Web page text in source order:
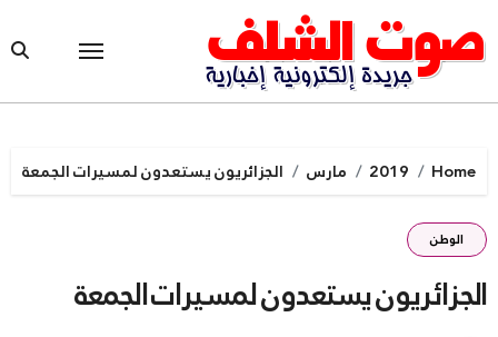
to
content
Home
2019 مارس الجزائريون يستعدون لمسيرات الجمعة
الوطن
الجزائريون يستعدون لمسيرات الجمعة